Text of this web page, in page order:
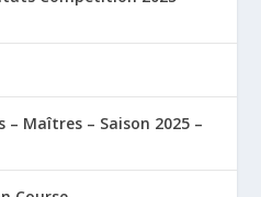
Maîtres – Saison 2025 –